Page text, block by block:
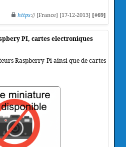
https:// [France] [17-12-2013] [#69]
PI, cartes electroniques
Raspberry Pi ainsi que de cartes